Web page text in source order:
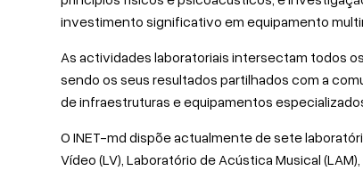
investimento significativo em equipamento
As actividades laboratoriais intersectam todos
sendo os seus resultados partilhados com a
de infraestruturas e equipamentos
O INET-md dispõe actualmente de sete
Vídeo (LV), Laboratório de Acústica Musical